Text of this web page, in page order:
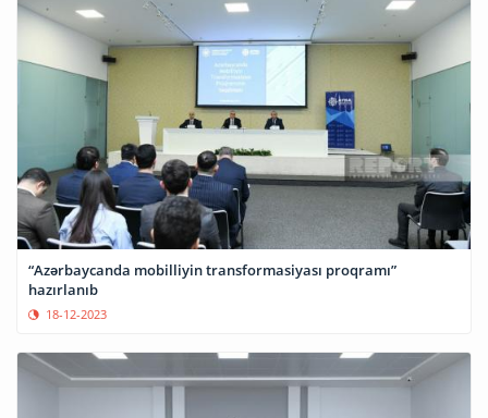
“Azərbaycanda mobilliyin transformasiyası proqramı”
hazırlanıb
18-12-2023